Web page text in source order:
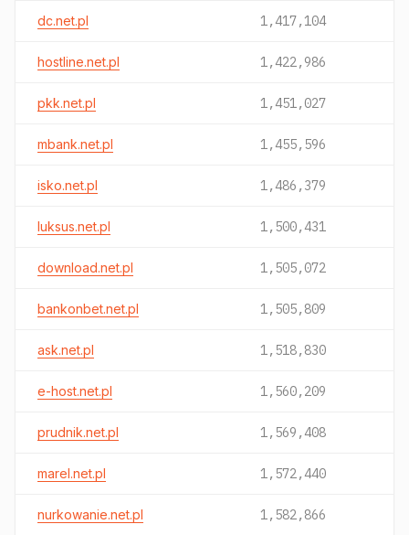
dc.net.pl 1,417,104
hostline.net.pl 1,422,986
pkk.net.pl 1,451,027
mbank.net.pl 1,455,596
isko.net.pl 1,486,379
luksus.net.pl 1,500,431
download.net.pl 1,505,072
bankonbet.net.pl 1,505,809
ask.net.pl 1,518,830
e-host.net.pl 1,560,209
prudnik.net.pl 1,569,408
marel.net.pl 1,572,440
nurkowanie.net.pl 1,582,866